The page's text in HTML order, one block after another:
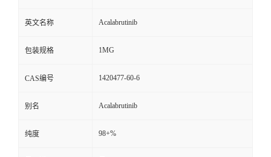
英文名称 Acalabrutinib
包装规格 1MG
CAS编号 1420477-60-6
别名 Acalabrutinib
纯度 98+%